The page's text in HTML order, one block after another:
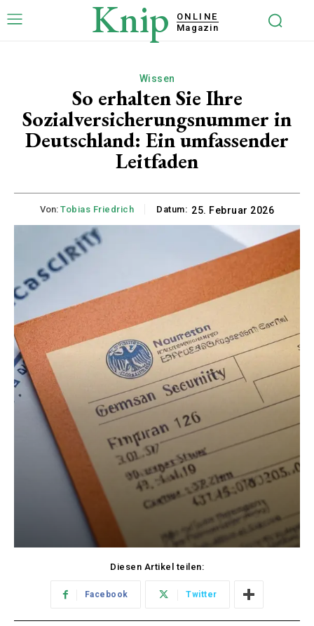
Knip
ONLINE
Magazin
Wissen
So erhalten Sie Ihre
Sozialversicherungsnummer in
Deutschland: Ein umfassender
Leitfaden
Von: Tobias Friedrich Datum: 25. Februar 2026
Diesen Artikel teilen:
Facebook Twitter